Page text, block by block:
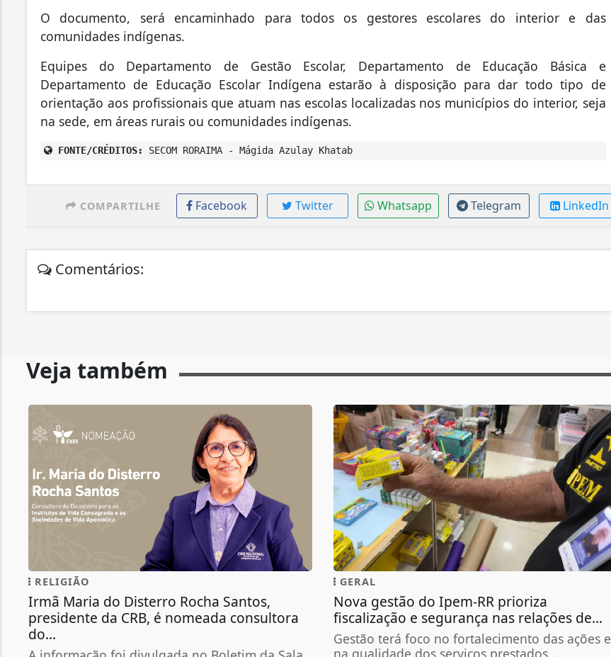
O documento, será encaminhado para todos os gestores escolares do interior e das
comunidades indígenas.
Equipes do Departamento de Gestão Escolar, Departamento de Educação Básica e
Departamento de Educação Escolar Indígena estarão à disposição para dar todo tipo de
orientação aos profissionais que atuam nas escolas localizadas nos municípios do interior, seja
na sede, em áreas rurais ou comunidades indígenas.
FONTE/CRÉDITOS: SECOM RORAIMA - Mágida Azulay Khatab
COMPARTILHE Facebook Twitter Whatsapp Telegram LinkedIn
Comentários:
Veja também
RELIGIÃO
Irmã Maria do Disterro Rocha Santos,
presidente da CRB, é nomeada consultora
do...
GERAL
Nova gestão do Ipem-RR prioriza
fiscalização e segurança nas relações de...
Gestão terá foco no fortalecimento das ações e